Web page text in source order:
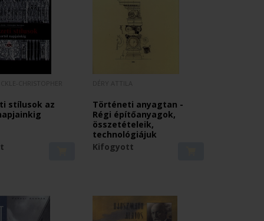
stílusok az
Történeti anyagtan -
Régi építőanyagok,
összetételeik,
technológiájuk
Kifogyott